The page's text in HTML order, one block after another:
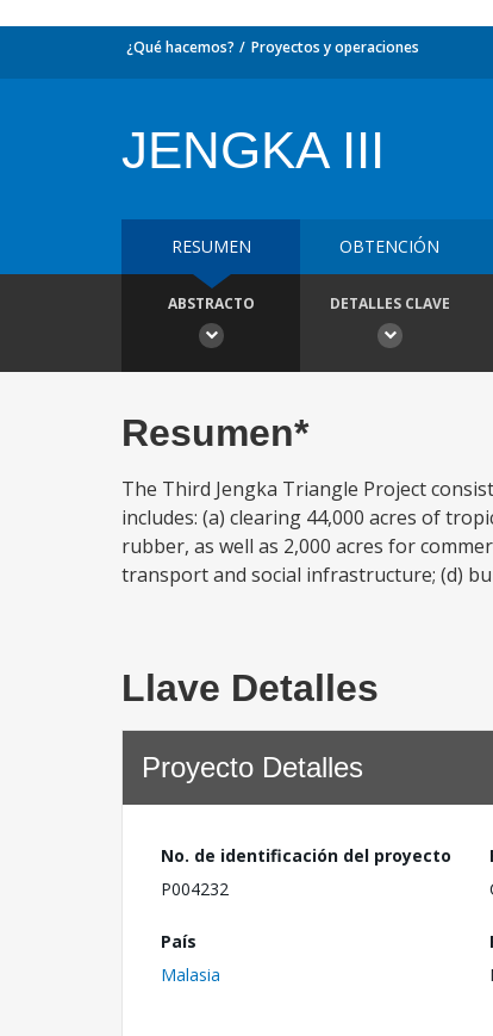
¿Qué hacemos? Proyectos y operaciones
JENGKA III
RESUMEN OBTENCIÓN
ABSTRACTO DETALLES CLAVE
Resumen*
The Third Jengka Triangle Project
includes: (a) clearing 44,000 acres of
rubber, as well as 2,000 acres for
transport and social infrastructure; (d)
Llave Detalles
Proyecto Detalles
No. de identificación del proyecto
P004232
País
Malasia